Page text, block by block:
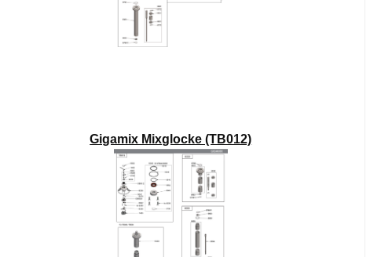
Gigamix Mixglocke (TB012)